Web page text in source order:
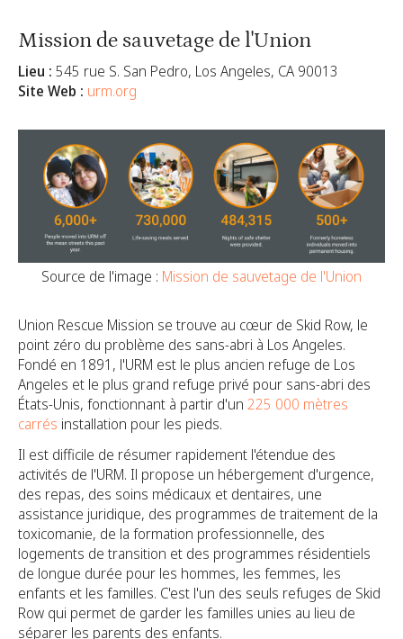
Mission de sauvetage de l'Union
Lieu : 545 rue S. San Pedro, Los Angeles, CA 90013
Site Web : urm.org
Source de l'image : Mission de sauvetage de l'Union
Union Rescue Mission se trouve au cœur de Skid Row, le
point zéro du problème des sans-abri à Los Angeles.
Fondé en 1891, l'URM est le plus ancien refuge de Los
Angeles et le plus grand refuge privé pour sans-abri des
États-Unis, fonctionnant à partir d'un 225 000 mètres
carrés installation pour les pieds.
Il est difficile de résumer rapidement l'étendue des
activités de l'URM. Il propose un hébergement d'urgence,
des repas, des soins médicaux et dentaires, une
assistance juridique, des programmes de traitement de la
toxicomanie, de la formation professionnelle, des
logements de transition et des programmes résidentiels
de longue durée pour les hommes, les femmes, les
enfants et les familles. C'est l'un des seuls refuges de Skid
Row qui permet de garder les familles unies au lieu de
séparer les parents des enfants.